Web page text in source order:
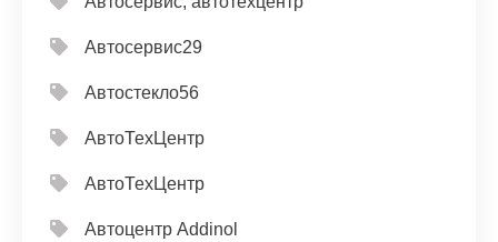
Автосервис29
Автостекло56
АвтоТехЦентр
АвтоТехЦентр
Автоцентр Addinol